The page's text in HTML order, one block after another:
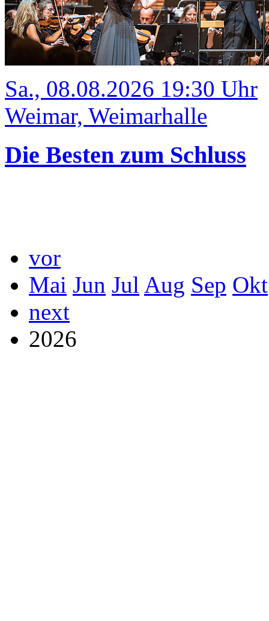
Sa., 08.08.2026 19:30 Uhr
Weimar, Weimarhalle
Die Besten zum Schluss
vor
Mai Jun Jul Aug Sep Okt
next
2026